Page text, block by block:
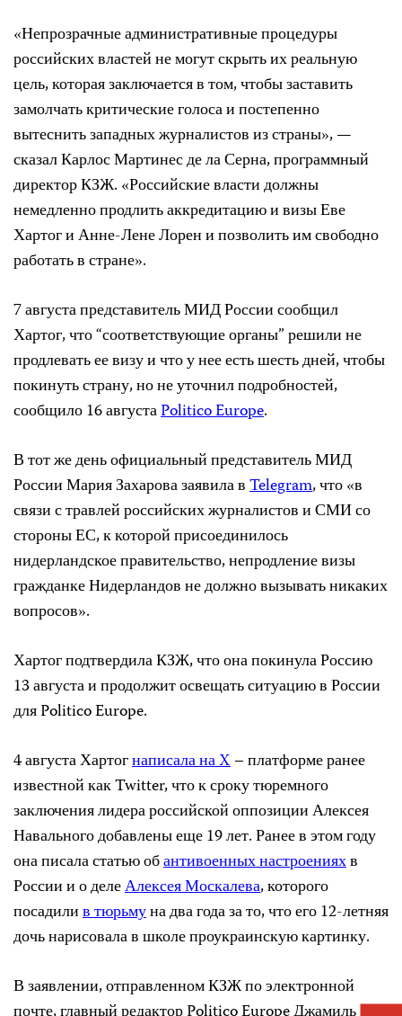
«Непрозрачные административные процедуры
российских властей не могут скрыть их реальную
цель, которая заключается в том, чтобы заставить
замолчать критические голоса и постепенно
вытеснить западных журналистов из страны», —
сказал Карлос Мартинес де ла Серна, программный
директор КЗЖ. «Российские власти должны
немедленно продлить аккредитацию и визы Еве
Хартог и Анне-Лене Лорен и позволить им свободно
работать в стране».
7 августа представитель МИД России сообщил
Хартог, что “соответствующие органы” решили не
продлевать ее визу и что у нее есть шесть дней, чтобы
покинуть страну, но не уточнил подробностей,
сообщило 16 августаPolitico Europe.
В тот же день официальный представитель МИД
России Мария Захарова заявила вTelegram, что «в
связи с травлей российских журналистов и СМИ со
стороны ЕС, к которой присоединилось
нидерландское правительство, непродление визы
гражданке Нидерландов не должно вызывать никаких
вопросов».
Хартог подтвердила КЗЖ, что она покинула Россию
13 августа и продолжит освещать ситуацию в России
для Politico Europe.
4 августа Хартогнаписала на X– платформе ранее
известной как Twitter, что к сроку тюремного
заключения лидера российской оппозиции Алексея
Навального добавлены еще 19 лет. Ранее в этом году
она писала статью обантивоенных настроенияхв
России и о делеАлексея Москалева, которого
посадилив тюрьмуна два года за то, что его 12-летняя
дочь нарисовала в школе проукраинскую картинку.
В заявлении, отправленном КЗЖ по электронной